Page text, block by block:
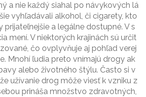
a nie každý siahal po návykových lá
vyhľadávali alkohol, či cigarety, kto
prijateľnejšie a legálne dostupné. V s
mení. V niektorých krajinách sú určit
čo ovplyvňuje aj pohľad verej
Mnohí ľudia preto vnímajú drogy ak
alebo životného štýlu. Často si v
užívanie drog môže viesť k vzniku z
prináša množstvo zdravotných,